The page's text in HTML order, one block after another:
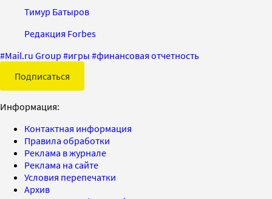
Тимур Батыров
Редакция Forbes
#Mail.ru Group #игры #финансовая отчетность
Подписаться
Информация:
Контактная информация
Правила обработки
Реклама в журнале
Реклама на сайте
Условия перепечатки
Архив